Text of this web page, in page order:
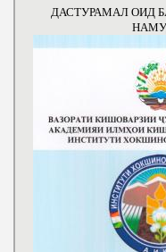
ДАСТУРАМАЛ ОИД